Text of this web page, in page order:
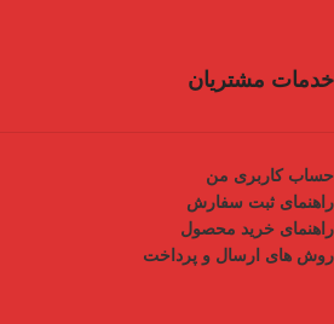
خدمات مشتریان
حساب کاربری من
راهنمای ثبت سفارش
راهنمای خرید محصول
روش های ارسال و پرداخت